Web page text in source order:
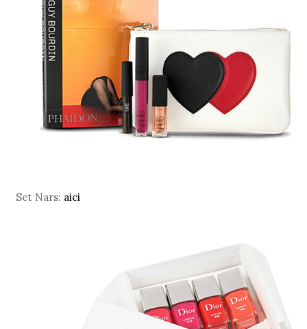
Set Nars: aici